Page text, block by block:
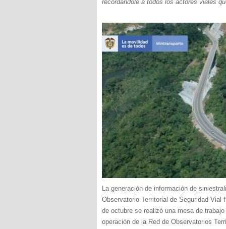
recordándole a todos los actores viales
La generación de información de
Observatorio Territorial de Seguridad
de octubre se realizó una mesa de
operación de la Red de Observatorios